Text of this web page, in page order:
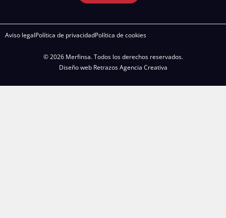
Aviso legalPolítica de privacidadPolítica de cookies
© 2026 Merfinsa. Todos los derechos reservados.
Diseño web Retrazos Agencia Creativa